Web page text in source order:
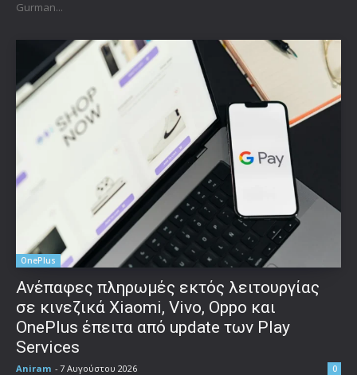
Gurman...
OnePlus
Ανέπαφες πληρωμές εκτός λειτουργίας
σε κινεζικά Xiaomi, Vivo, Oppo και
OnePlus έπειτα από update των Play
Services
Aniram - 7 Αυγούστου 2026 0